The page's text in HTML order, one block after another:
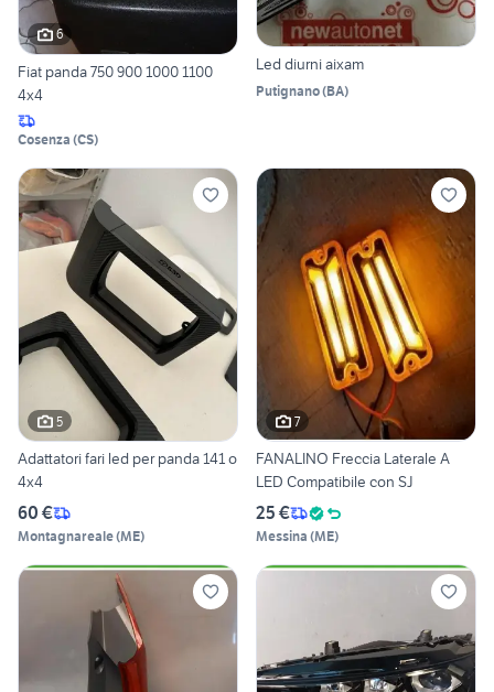
6
Fiat panda 750 900 1000 1100
4x4
Cosenza (CS)
Led diurni aixam
Putignano(BA)
5
Adattatori fari led per panda 141 o
4x4
60 €
Montagnareale(ME)
7
FANALINO Freccia Laterale A
LED Compatibile con SJ
25 €
Messina (ME)